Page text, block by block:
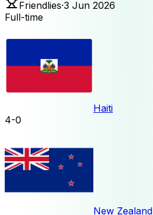
Friendlies·3 Jun 2026
Full-time
Haiti
4-0
New Zealand